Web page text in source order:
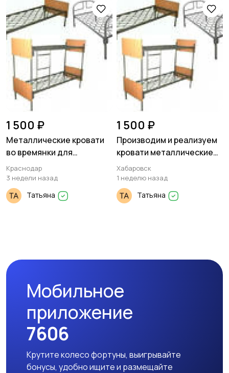
1 500 ₽
Металлические кровати
во времянки для
ремонтных бригад
Краснодар
3 недели назад
Татьяна
1 500 ₽
Производим и реализуем
кровати металлические
оптом
Хабаровск
1 неделю назад
Татьяна
Мобильное
приложение
7606
Крутите колесо фортуны, выигрывайте
бонусы, удобно ищите и размещайте